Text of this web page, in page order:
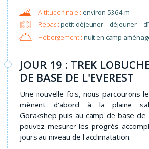
environ 5364 m
Repas : petit-déjeuner – déjeuner –
Hébergement : nuit en camp
JOUR 19 : TREK
DE BASE DE L'EVEREST
Une nouvelle fois, nous parcourons
mènent d'abord à la plaine
Gorakshep puis au camp de base de
pouvez mesurer les progrès
jours au niveau de l'acclimatation.